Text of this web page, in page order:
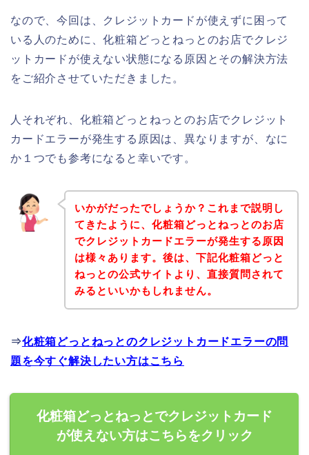
なので、今回は、クレジットカードが使えずに困って
いる人のために、化粧箱どっとねっとのお店でクレジ
ットカードが使えない状態になる原因とその解決方法
をご紹介させていただきました。
人それぞれ、化粧箱どっとねっとのお店でクレジット
カードエラーが発生する原因は、異なりますが、なに
か１つでも参考になると幸いです。
いかがだったでしょうか？これまで説明し
てきたように、化粧箱どっとねっとのお店
でクレジットカードエラーが発生する原因
は様々あります。後は、下記化粧箱どっと
ねっとの公式サイトより、直接質問されて
みるといいかもしれません。
⇒化粧箱どっとねっとのクレジットカードエラーの問
題を今すぐ解決したい方はこちら
化粧箱どっとねっとでクレジットカード
が使えない方はこちらをクリック